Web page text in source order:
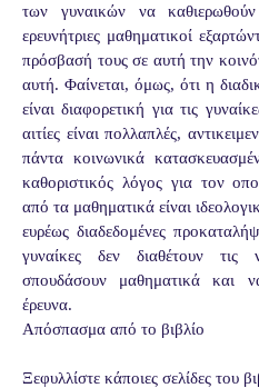
των γυναικών να
ερευνήτριες μαθηματικοί
πρόσβασή τους σε αυτή την
αυτή. Φαίνεται, όμως, ότι η
είναι διαφορετική για τις
αιτίες είναι πολλαπλές,
πάντα κοινωνικά
καθοριστικός λόγος για τον
από τα μαθηματικά είναι
ευρέως διαδεδομένες
γυναίκες δεν διαθέτουν τις
σπουδάσουν μαθηματικά και
έρευνα.
Απόσπασμα από το βιβλίο
Ξεφυλλίστε κάποιες σελίδες του